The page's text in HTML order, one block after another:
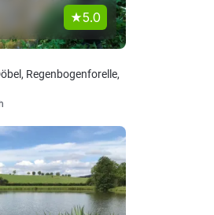
5.0
Regenbogenforelle,